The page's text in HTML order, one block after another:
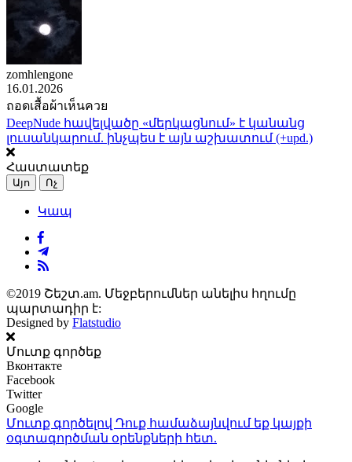
zomhlengone
16.01.2026
ถอดเสื้อผ้าเห็นควย
DeepNude հավելվածը «մերկացնում» է կանանց
լուսանկարում. ինչպես է այն աշխատում (+upd.)
Հաստատեք
Այո Ոչ
Կապ
©2019 Շեշտ.am. Մեջբերումներ անելիս հղումը
պարտադիր է:
Designed by Flatstudio
Մուտք գործեք
Вконтакте
Facebook
Twitter
Google
Մուտք գործելով Դուք համաձայնվում եք կայքի
օգտագործման օրենքների հետ.